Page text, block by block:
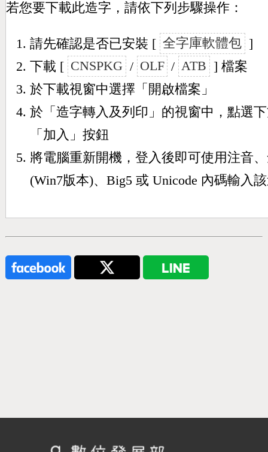
若您要下載此造字，請依下列步驟操作：
請先確認是否已安裝 [ 全字庫軟體包 ]
下載 [ CNSPKG / OLF / ATB ] 檔案
於下載視窗中選擇「開啟檔案」
於「造字轉入及列印」的視窗中，點選
「加入」按鈕
將電腦重新開機，登入後即可使用注音
(Win7版本)、Big5 或 Unicode 內碼輸入